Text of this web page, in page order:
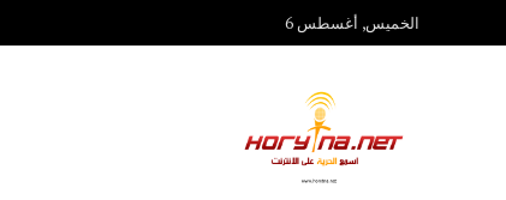
الخميس, أغسطس 6